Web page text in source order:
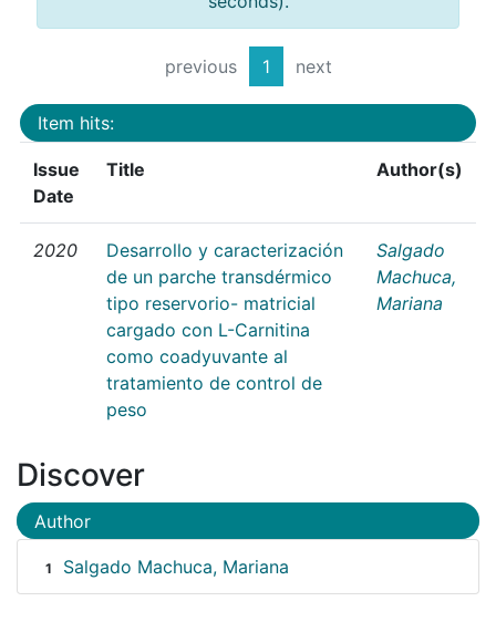
previous 1 next
Item hits:
Issue
Date
Title Author(s)
2020
Desarrollo y caracterización
de un parche transdérmico
tipo reservorio- matricial
cargado con L-Carnitina
como coadyuvante al
tratamiento de control de
peso
Salgado
Machuca,
Mariana
Discover
Author
1 Salgado Machuca, Mariana